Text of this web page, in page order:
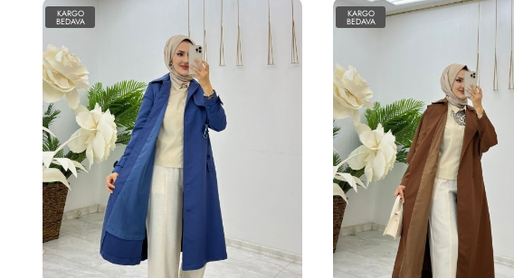
KARGO
BEDAVA
KARGO
BEDAVA